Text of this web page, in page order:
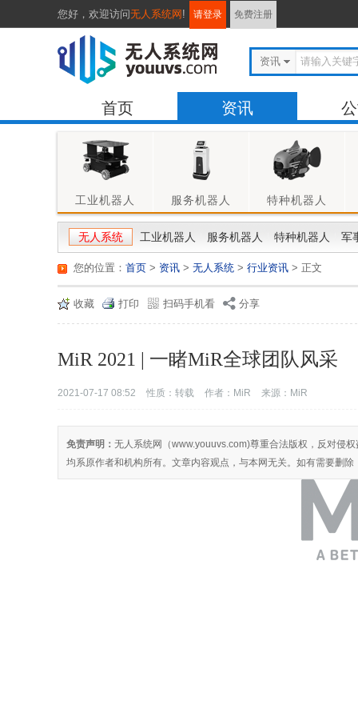
您好， 欢迎访问无人系统网 ! 请登录 免费注册
资讯
首页 资讯
工业机器人 服务机器人 特种机器人
无人系统 工业机器人 服务机器人 特种机器人 军
您的位置： 首页 > 资讯 > 无人系统 > 行业资讯 > 正文
收藏 打印 扫码手机看 分享
MiR 2021 | 一睹MiR全球团队风采
2021-07-17 08:52 性质：转载 作者：MiR 来源：MiR
免责声明： 无人系统网（www.youuvs.com)尊重合法版权，反对侵
均系原作者和机构所有。文章内容观点，与本网无关。如有需要删除